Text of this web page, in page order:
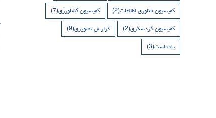
کمیسیون فناوری اطلاعات(2) کمیسیون کشاورزی(7)
کمیسیون گردشگری(2) گزارش تصویری(9)
یادداشت(3)